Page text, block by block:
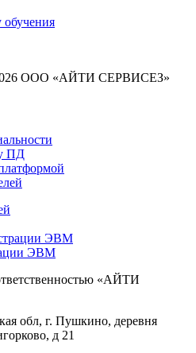
обучения
ООО «АЙТИ СЕРВИСЕЗ»
ПД
ЭВМ
ЭВМ
«АЙТИ
обл, г. Пушкино, деревня
д 21